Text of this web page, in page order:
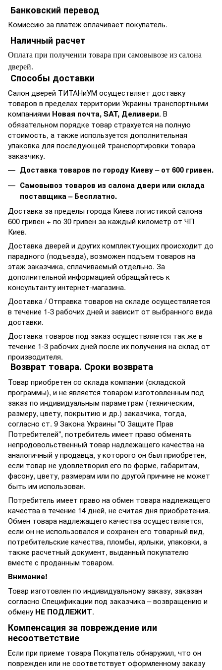
Банковский перевод
Комиссию за платеж оплачивает покупатель.
Наличный расчет
Оплата при получении товара при самовывозе из салона
дверей.
Способы доставки
Салон дверей ТИТАНиУМ осуществляет доставку
товаров в пределах территории Украины транспортными
компаниями Новая почта, SAT, Деливери. В
обязательном порядке товар страхуется на полную
стоимость, а также используется дополнительная
упаковка для последующей транспортировки товара
заказчику.
Доставка товаров по городу Киеву – от 600 гривен.
Самовывоз товаров из салона двери или склада
поставщика – Бесплатно.
Доставка за пределы города Киева логистикой салона
600 гривен + по 30 гривен за каждый километр от ЧП
Киев.
Доставка дверей и других комплектующих происходит до
парадного (подъезда), возможен подъем товаров на
этаж заказчика, сплачиваемый отдельно. За
дополнительной информацией обращайтесь к
консультанту интернет-магазина.
Доставка / Отправка товаров на складе осуществляется
в течение 1-3 рабочих дней и зависит от выбранного вида
доставки.
Доставка товаров под заказ осуществляется так же в
течение 1-3 рабочих дней после их получения на склад от
производителя.
Возврат товара. Сроки возврата
Товар приобретен со склада компании (складской
программы), и не является товаром изготовленным под
заказ по индивидуальным параметрам (техническим,
размеру, цвету, покрытию и др.) заказчика, тогда,
согласно ст. 9 Закона Украины "О Защите Прав
Потребителей", потребитель имеет право обменять
непродовольственный товар надлежащего качества на
аналогичный у продавца, у которого он был приобретен,
если товар не удовлетворил его по форме, габаритам,
фасону, цвету, размерам или по другой причине не может
быть им использован.
Потребитель имеет право на обмен товара надлежащего
качества в течение 14 дней, не считая дня приобретения.
Обмен товара надлежащего качества осуществляется,
если он не использовался и сохранен его товарный вид,
потребительские качества, пломбы, ярлыки, упаковки, а
также расчетный документ, выданный покупателю
вместе с проданным товаром.
Внимание!
Товар изготовлен по индивидуальному заказу, заказан
согласно Спецификации под заказчика – возвращению и
обменуНЕ ПОДЛЕЖИТ.
Компенсация за повреждение или
несоответствие
Если при приеме товара Покупатель обнаружил, что он
поврежден или не соответствует оформленному заказу